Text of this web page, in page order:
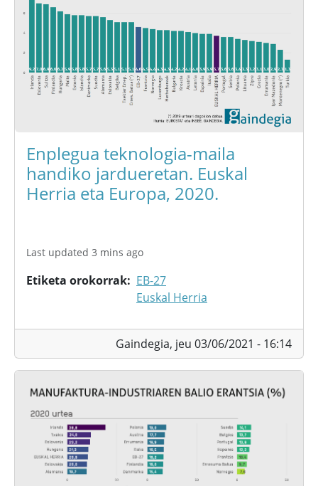
Enplegua teknologia-maila
handiko jardueretan. Euskal
Herria eta Europa, 2020.
Last updated 3 mins ago
Etiketa orokorrak
EB-27
Euskal Herria
Gaindegia, jeu 03/06/2021 - 16:14